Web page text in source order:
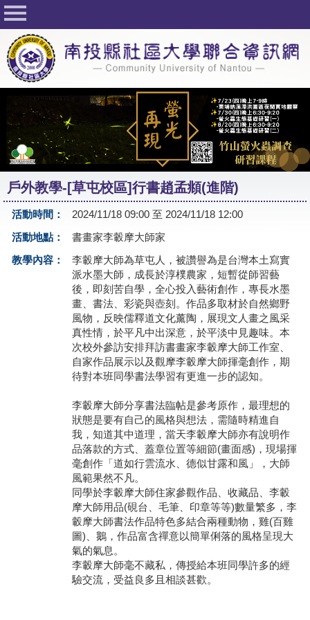
回首頁
關於社大
公佈欄
行事曆
最新活動
活動花絮
課程一覽表
志工與社團
戶外教學-[草屯校區]行書趙孟頫(進階)
活動時間：
2024/11/18 09:00 至 2024/11/18 12:00
活動地點：
書畫家李轂摩大師家
教學內容：
李轂摩大師為草屯人，被讚譽為是台灣本土寫實
派水墨大師，成長於淳樸農家，短暫從師習藝
後，即刻苦自學，全心投入藝術創作，專長水墨
畫、書法、彩瓷與壺刻。作品多取材於自然鄉野
風物，反映儒釋道文化薰陶，展現文人畫之風采
真性情，於平凡中出深意，於平淡中見趣味。本
次校外參訪安排拜訪書畫家李轂摩大師工作室、
自家作品展示以及觀摩李轂摩大師揮毫創作，期
待對本班同學書法學習有更進一步的認知。
李轂摩大師分享書法臨帖是參考原作，最理想的
狀態是要有自己的風格與想法，需隨時精進自
我，知道其中道理，當天李轂摩大師亦有說明作
品落款的方式、蓋章位置等細節(畫面感)，現場揮
毫創作「道如行雲流水、德似甘露和風」，大師
風範果然不凡。
同學於李轂摩大師住家參觀作品、收藏品、李轂
摩大師用品(硯台、毛筆、印章等等)數量繁多，李
轂摩大師書法作品特色多結合兩種動物，雞(百雞
圖)、鵝，作品富含禪意以簡單俐落的風格呈現大
氣的氣息。
李轂摩大師毫不藏私，傳授給本班同學許多的經
驗交流，受益良多且相談甚歡。